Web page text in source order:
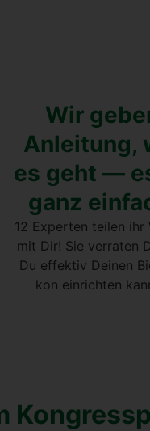
Wir
Anlei­tung,
es geht —
ganz
12 Exper­ten tei­len ihr
mit Dir! Sie ver­ra­ten
Du effek­tiv Dei­nen
kon ein­rich­ten